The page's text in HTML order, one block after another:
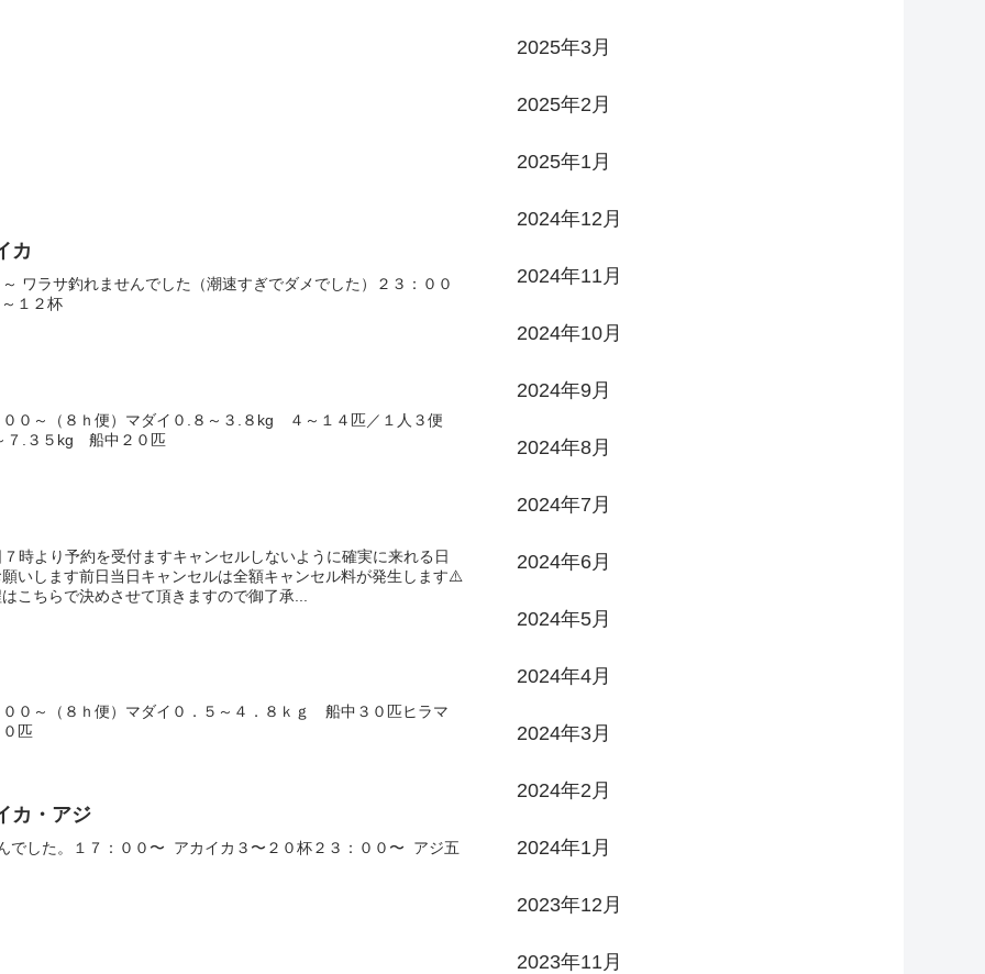
カ
ワラサ釣れませんでした（潮速すぎでダメでした）２３：００
１２杯
０～（８ｈ便）マダイ０.８～３.８kg ４～１４匹／１人３便
７.３５kg 船中２０匹
時より予約を受付ますキャンセルしないように確実に来れる日
いします前日当日キャンセルは全額キャンセル料が発生します⚠️
こちらで決めさせて頂きますので御了承...
０～（８ｈ便）マダイ０．５～４．８ｋｇ 船中３０匹ヒラマ
匹
カ・アジ
でした。１７：００〜 アカイカ３〜２０杯２３：００〜 アジ五
2025年3月
2025年2月
2025年1月
2024年12月
2024年11月
2024年10月
2024年9月
2024年8月
2024年7月
2024年6月
2024年5月
2024年4月
2024年3月
2024年2月
2024年1月
2023年12月
2023年11月